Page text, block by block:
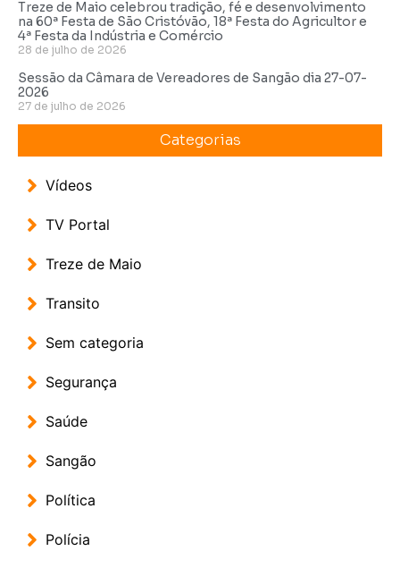
Treze de Maio celebrou tradição, fé e desenvolvimento
na 60ª Festa de São Cristóvão, 18ª Festa do Agricultor e
4ª Festa da Indústria e Comércio
28 de julho de 2026
Sessão da Câmara de Vereadores de Sangão dia 27-07-
2026
27 de julho de 2026
Categorias
Vídeos
TV Portal
Treze de Maio
Transito
Sem categoria
Segurança
Saúde
Sangão
Política
Polícia